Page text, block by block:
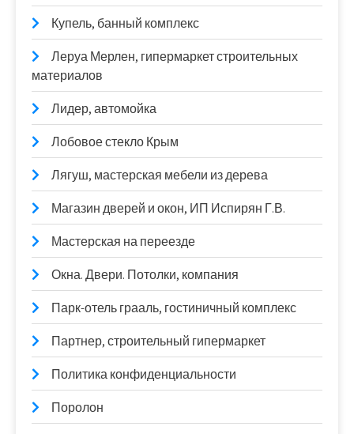
Купель, банный комплекс
Леруа Мерлен, гипермаркет строительных
материалов
Лидер, автомойка
Лобовое стекло Крым
Лягуш, мастерская мебели из дерева
Магазин дверей и окон, ИП Испирян Г.В.
Мастерская на переезде
Окна. Двери. Потолки, компания
Парк-отель грааль, гостиничный комплекс
Партнер, строительный гипермаркет
Политика конфиденциальности
Поролон